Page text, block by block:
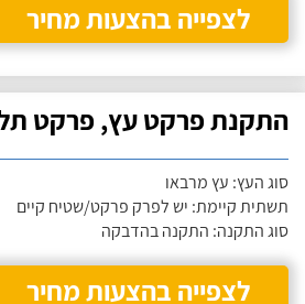
לצפייה בהצעות מחיר
התקנת פרקט עץ, פרקט
סוג העץ: עץ מרבאו
תשתית קיימת: יש לפרק פרקט/שטיח קיים
סוג התקנה: התקנה בהדבקה
לצפייה בהצעות מחיר